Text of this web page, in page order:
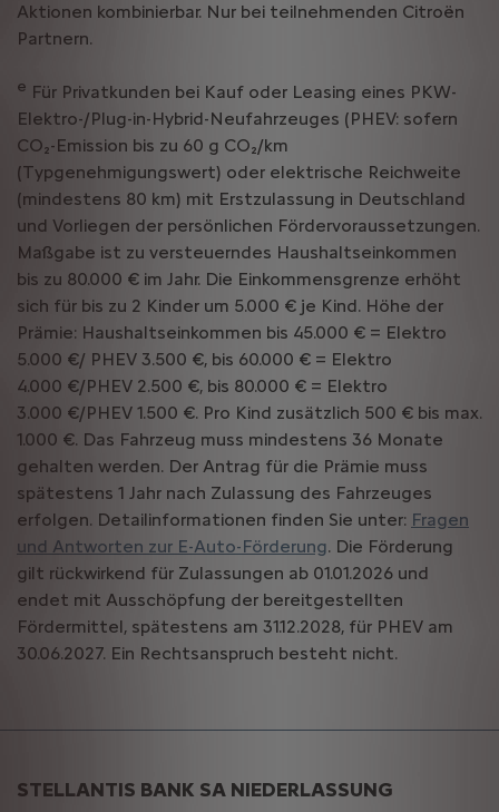
Aktionen kombinierbar. Nur bei teilnehmenden Citroën
Partnern.
e Für Privatkunden bei Kauf oder Leasing eines PKW-
Elektro-/Plug-in-Hybrid-Neufahrzeuges (PHEV: sofern
CO₂-Emission bis zu 60 g CO₂/km
(Typgenehmigungswert) oder elektrische Reichweite
(mindestens 80 km) mit Erstzulassung in Deutschland
und Vorliegen der persönlichen Fördervoraussetzungen.
Maßgabe ist zu versteuerndes Haushaltseinkommen
bis zu 80.000 € im Jahr. Die Einkommensgrenze erhöht
sich für bis zu 2 Kinder um 5.000 € je Kind. Höhe der
Prämie: Haushaltseinkommen bis 45.000 € = Elektro
5.000 €/ PHEV 3.500 €, bis 60.000 € = Elektro
4.000 €/PHEV 2.500 €, bis 80.000 € = Elektro
3.000 €/PHEV 1.500 €. Pro Kind zusätzlich 500 € bis max.
1.000 €. Das Fahrzeug muss mindestens 36 Monate
gehalten werden. Der Antrag für die Prämie muss
spätestens 1 Jahr nach Zulassung des Fahrzeuges
erfolgen. Detailinformationen finden Sie unter: Fragen
und Antworten zur E-Auto-Förderung. Die Förderung
gilt rückwirkend für Zulassungen ab 01.01.2026 und
endet mit Ausschöpfung der bereitgestellten
Fördermittel, spätestens am 31.12.2028, für PHEV am
30.06.2027. Ein Rechtsanspruch besteht nicht.
STELLANTIS BANK SA NIEDERLASSUNG